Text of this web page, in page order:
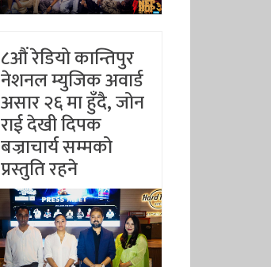
८औं रेडियो कान्तिपुर
नेशनल म्युजिक अवार्ड
असार २६ मा हुँदै, जोन
राई देखी दिपक
बज्राचार्य सम्मको
प्रस्तुति रहने